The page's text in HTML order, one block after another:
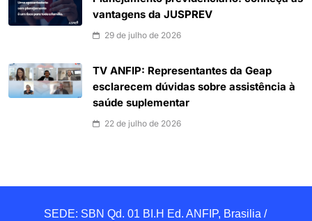
vantagens da JUSPREV
29 de julho de 2026
TV ANFIP: Representantes da Geap
esclarecem dúvidas sobre assistência à
saúde suplementar
22 de julho de 2026
SEDE: SBN Qd. 01 BI.H Ed. ANFIP, Brasilia /